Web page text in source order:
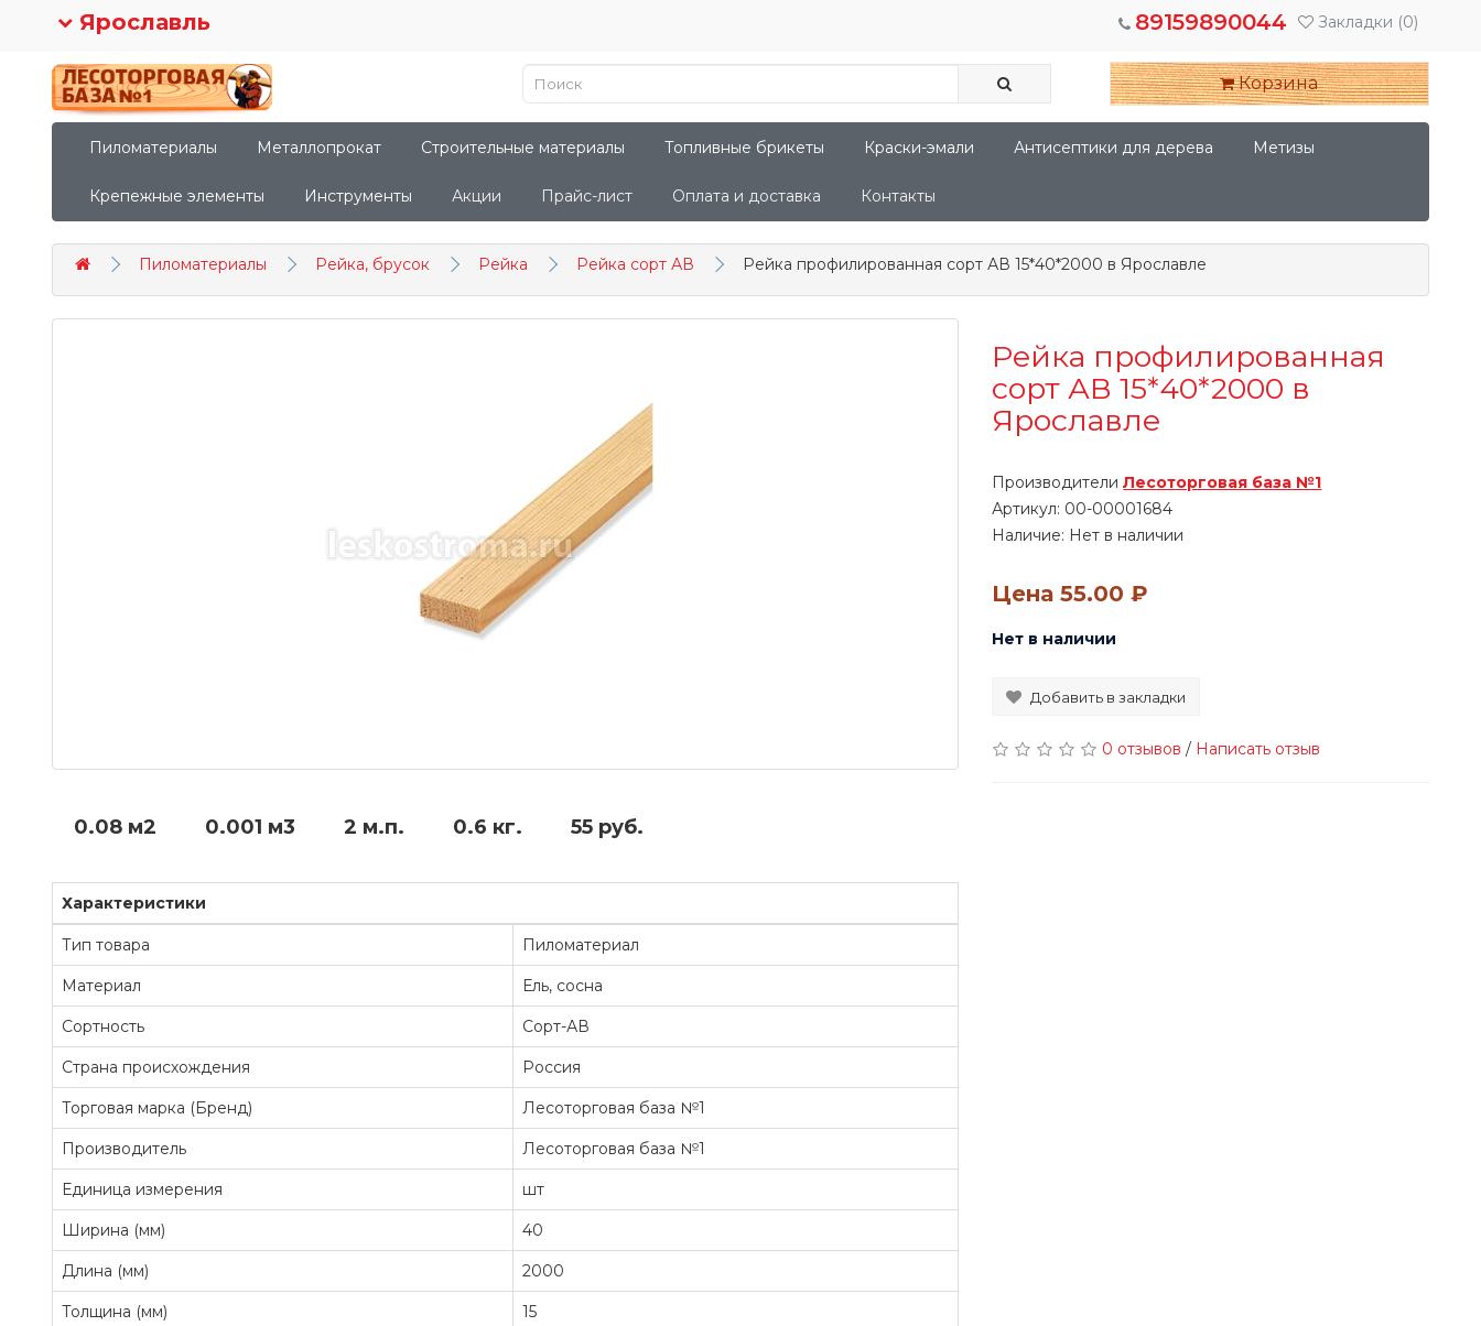
Ярославль Закладки (0)
89159890044
Корзина
Пиломатериалы Металлопрокат Строительные материалы Топливные брикеты Краски-эмали Антисептики для дерева Метизы
Крепежные элементы Инструменты Акции Прайс-лист Оплата и доставка Контакты
Пиломатериалы Рейка, брусок Рейка Рейка сорт АВ Рейка профилированная сорт АВ 15*40*2000 в Ярославле
Рейка профилированная
сорт АВ 15*40*2000 в
Ярославле
ПроизводителиЛесоторговая база №1
Артикул: 00-00001684
Наличие: Нет в наличии
Цена55.00 ₽
Нет в наличии
Добавить в закладки
0 отзывов / Написать отзыв
0.08 м2 0.001 м3 2 м.п. 0.6 кг. 55 руб.
Характеристики
Тип товара Пиломатериал
Материал Ель, сосна
Сортность Сорт-АВ
Страна происхождения Россия
Торговая марка (Бренд) Лесоторговая база №1
Производитель Лесоторговая база №1
Единица измерения шт
Ширина (мм) 40
Длина (мм) 2000
Толщина (мм) 15